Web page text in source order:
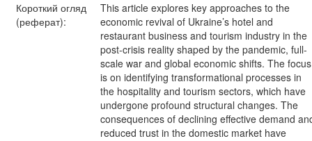
Короткий огляд
(реферат):
This article explores key approaches to the
economic revival of Ukraine’s hotel and
restaurant business and tourism industry in the
post-crisis reality shaped by the pandemic, full-
scale war and global economic shifts. The focus
is on identifying transformational processes in
the hospitality and tourism sectors, which have
undergone profound structural changes. The
consequences of declining effective demand
reduced trust in the domestic market have